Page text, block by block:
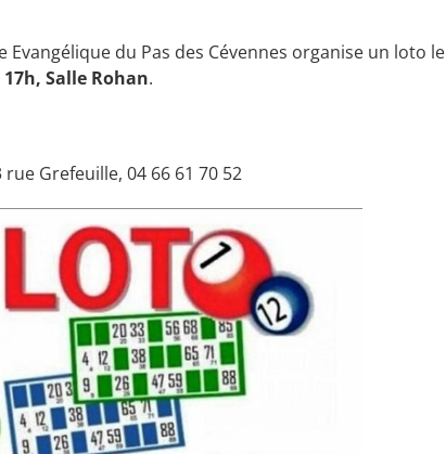
Evangélique du Pas des Cévennes organise un loto le
Salle Rohan.
Grefeuille, 04 66 61 70 52